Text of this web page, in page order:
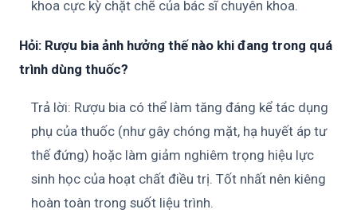
khoa cực kỳ chặt chẽ của bác sĩ chuyên khoa.
Hỏi: Rượu bia ảnh hưởng thế nào khi đang trong quá
trình dùng thuốc?
Trả lời: Rượu bia có thể làm tăng đáng kể tác dụng
phụ của thuốc (như gây chóng mặt, hạ huyết áp tư
thế đứng) hoặc làm giảm nghiêm trọng hiệu lực
sinh học của hoạt chất điều trị. Tốt nhất nên kiêng
hoàn toàn trong suốt liệu trình.